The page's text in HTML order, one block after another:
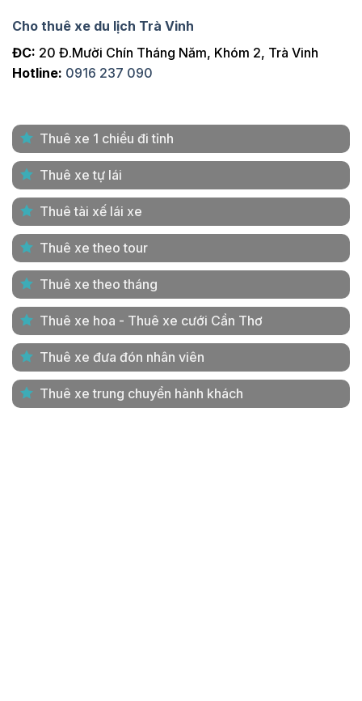
Cho thuê xe du lịch Trà Vinh
ĐC: 20 Đ.Mười Chín Tháng Năm, Khóm 2, Trà Vinh
Hotline: 0916 237 090
Thuê xe 1 chiều đi tỉnh
Thuê xe tự lái
Thuê tài xế lái xe
Thuê xe theo tour
Thuê xe theo tháng
Thuê xe hoa - Thuê xe cưới Cần Thơ
Thuê xe đưa đón nhân viên
Thuê xe trung chuyển hành khách